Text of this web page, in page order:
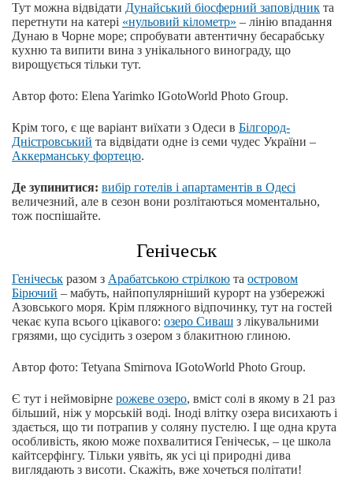
Тут можна відвідати Дунайський біосферний заповідник та
перетнути на катері «нульовий кілометр» ‒ лінію впадання
Дунаю в Чорне море; спробувати автентичну бесарабську
кухню та випити вина з унікального винограду, що
вирощується тільки тут.
Автор фото: Elena Yarimko IGotoWorld Photo Group.
Крім того, є ще варіант виїхати з Одеси в Білгород-
Дністровський та відвідати одне із семи чудес України ‒
Аккерманську фортецю.
Де зупинитися: вибір готелів і апартаментів в Одесі
величезний, але в сезон вони розлітаються моментально,
тож поспішайте.
Генічеськ
Генічеськ разом з Арабатською стрілкою та островом
Бірючий ‒ мабуть, найпопулярніший курорт на узбережжі
Азовського моря. Крім пляжного відпочинку, тут на гостей
чекає купа всього цікавого: озеро Сиваш з лікувальними
грязями, що сусідить з озером з блакитною глиною.
Автор фото: Tetyana Smirnova IGotoWorld Photo Group.
Є тут і неймовірне рожеве озеро, вміст солі в якому в 21 раз
більший, ніж у морській воді. Іноді влітку озера висихають і
здається, що ти потрапив у соляну пустелю. І ще одна крута
особливість, якою може похвалитися Генічеськ, ‒ це школа
кайтсерфінгу. Тільки уявіть, як усі ці природні дива
виглядають з висоти. Скажіть, вже хочеться політати!